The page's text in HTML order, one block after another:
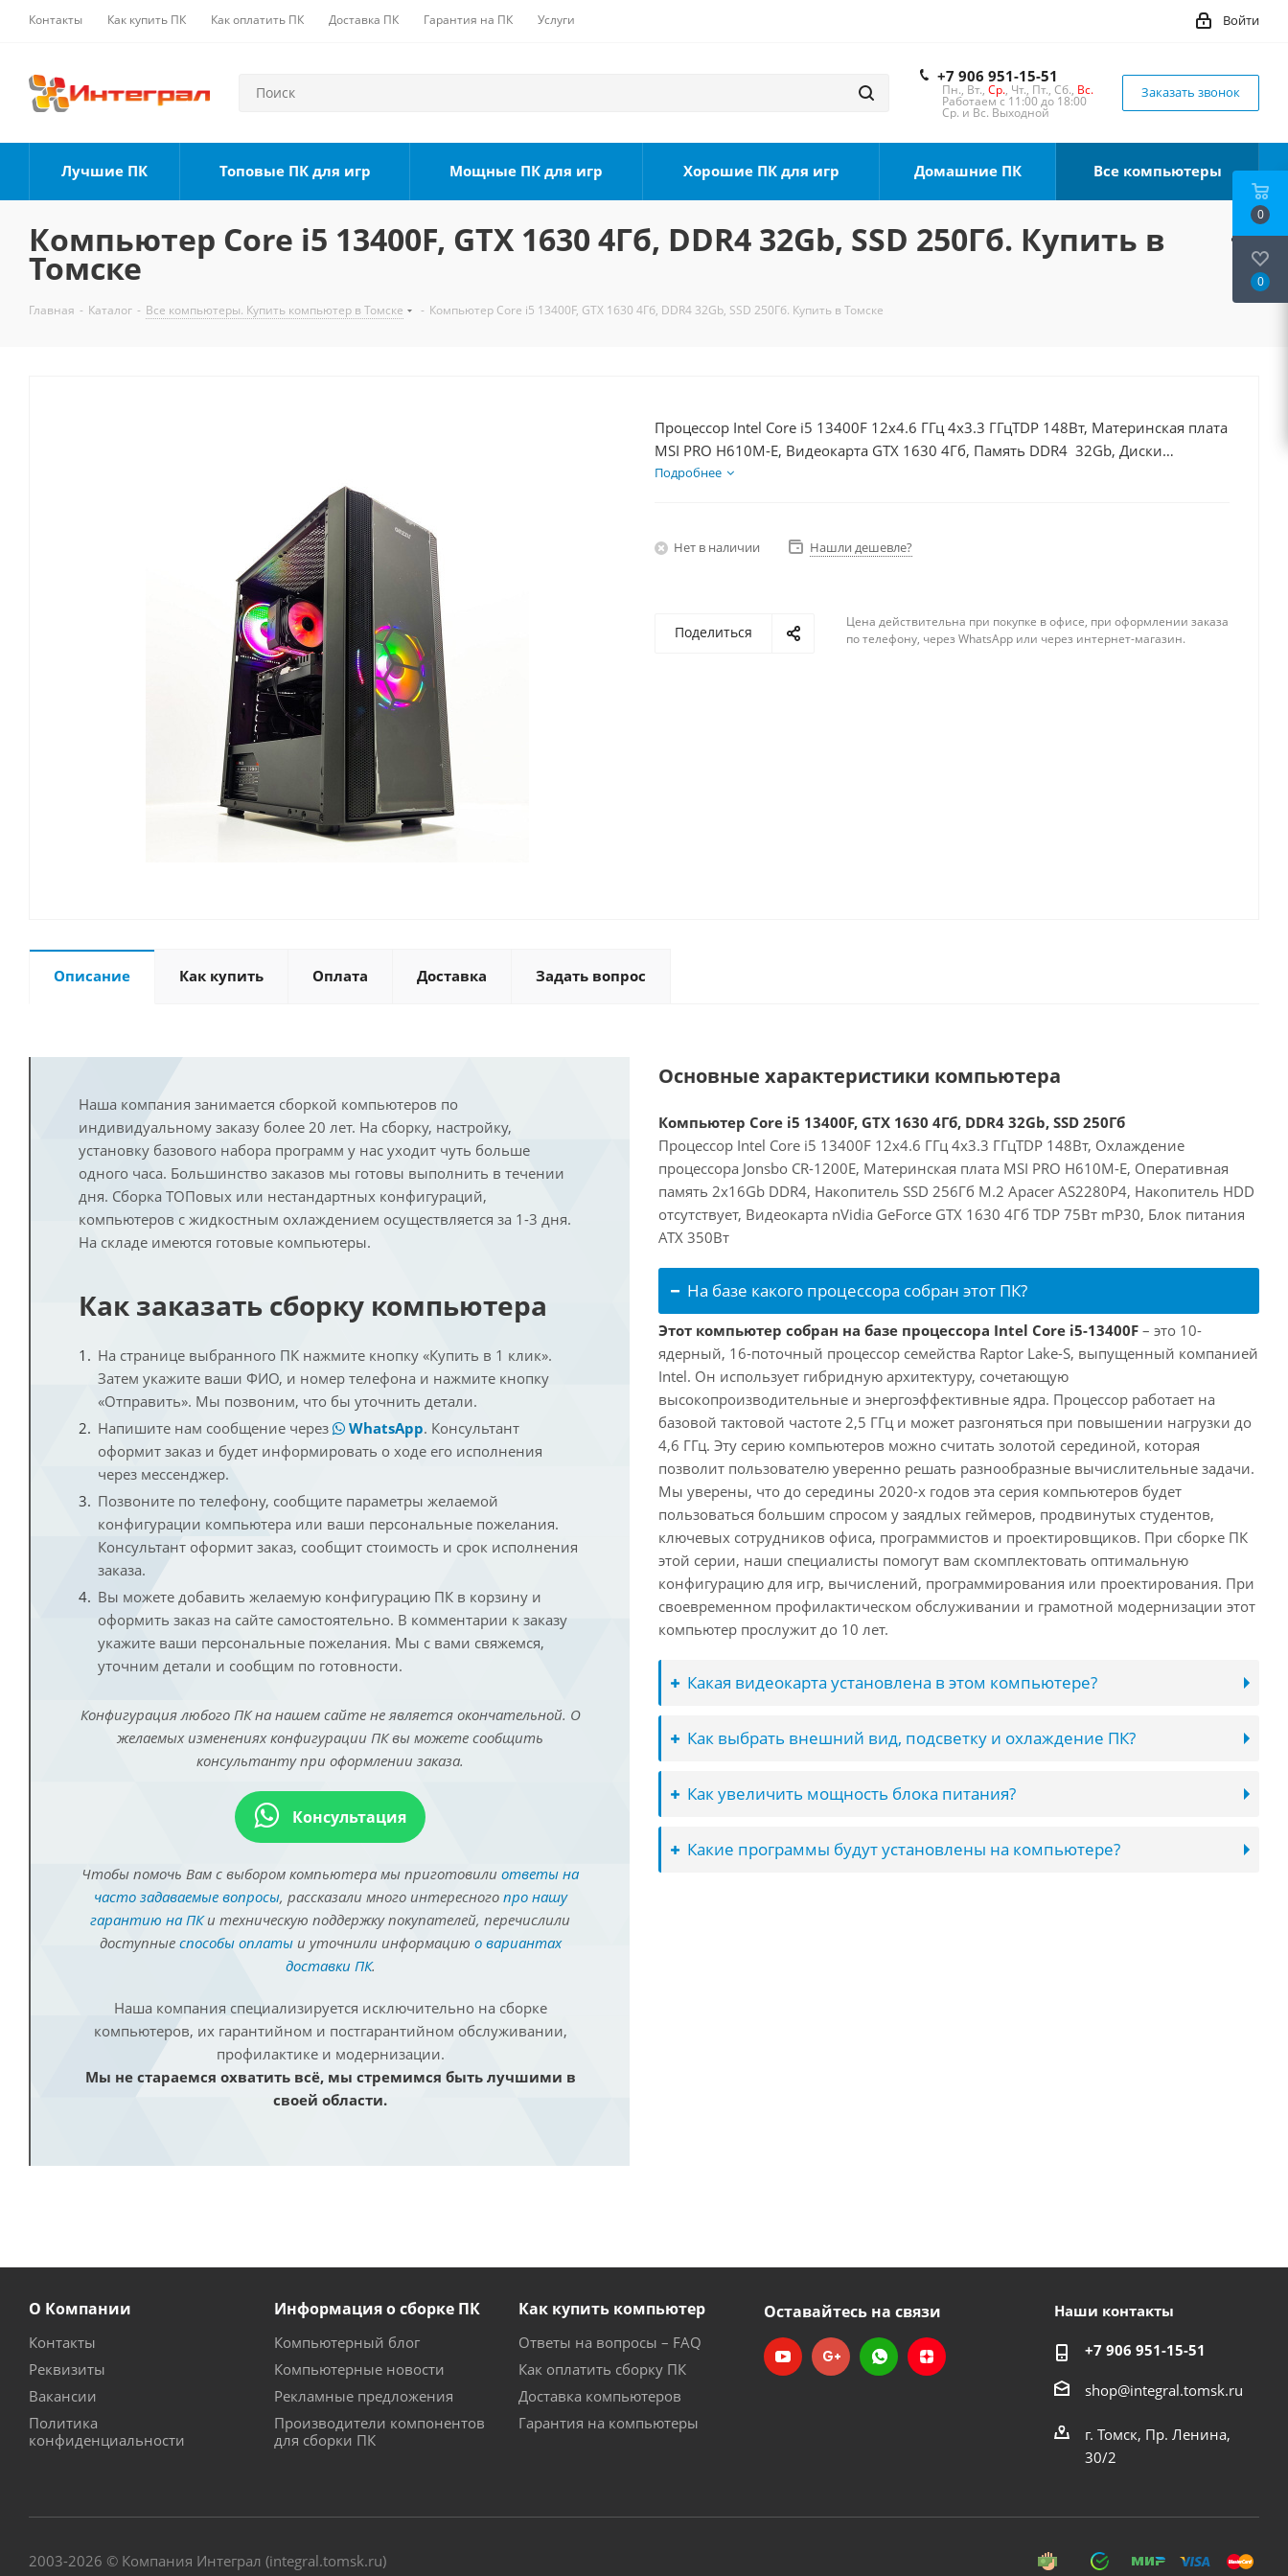
Контакты Как купить ПК Как оплатить ПК Доставка ПК Гарантия на ПК Услуги Войти
+7 906 951-15-51
Пн., Вт., Ср., Чт., Пт., Сб., Вс.
Работаем с 11:00 до 18:00
Ср. и Вс. Выходной
Заказать звонок
Лучшие ПК Топовые ПК для игр Мощные ПК для игр Хорошие ПК для игр Домашние ПК Все компьютеры
Компьютер Core i5 13400F, GTX 1630 4Гб, DDR4 32Gb, SSD 250Гб. Купить в
Томске
Главная - Каталог - Все компьютеры. Купить компьютер в Томске - Компьютер Core i5 13400F, GTX 1630 4Гб, DDR4 32Gb, SSD 250Гб. Купить в Томске
Процессор Intel Core i5 13400F 12x4.6 ГГц 4x3.3 ГГцTDP 148Вт, Материнская плата
MSI PRO H610M-E, Видеокарта GTX 1630 4Гб, Память DDR4 32Gb, Диски
SSD 250Гб, БП 350Вт
Подробнее
Нет в наличии Нашли дешевле?
Поделиться
Цена действительна при покупке в офисе, при оформлении заказа
по телефону, через WhatsApp или через интернет-магазин.
Описание Как купить Оплата Доставка Задать вопрос
Наша компания занимается сборкой компьютеров по
индивидуальному заказу более 20 лет. На сборку, настройку,
установку базового набора программ у нас уходит чуть больше
одного часа. Большинство заказов мы готовы выполнить в течении
дня. Сборка ТОПовых или нестандартных конфигураций,
компьютеров с жидкостным охлаждением осуществляется за 1-3 дня.
На складе имеются готовые компьютеры.
Как заказать сборку компьютера
На странице выбранного ПК нажмите кнопку «Купить в 1 клик».
Затем укажите ваши ФИО, и номер телефона и нажмите кнопку
«Отправить». Мы позвоним, что бы уточнить детали.
Напишите нам сообщение через
WhatsApp. Консультант
оформит заказ и будет информировать о ходе его исполнения
через мессенджер.
Позвоните по телефону, сообщите параметры желаемой
конфигурации компьютера или ваши персональные пожелания.
Консультант оформит заказ, сообщит стоимость и срок исполнения
заказа.
Вы можете добавить желаемую конфигурацию ПК в корзину и
оформить заказ на сайте самостоятельно. В комментарии к заказу
укажите ваши персональные пожелания. Мы с вами свяжемся,
уточним детали и сообщим по готовности.
Конфигурация любого ПК на нашем сайте не является окончательной. О
желаемых изменениях конфигурации ПК вы можете сообщить
консультанту при оформлении заказа.
Консультация
Чтобы помочь Вам с выбором компьютера мы приготовили ответы на
часто задаваемые вопросы, рассказали много интересного про нашу
гарантию на ПКи техническую поддержку покупателей, перечислили
доступные способы оплатыи уточнили информацию о вариантах
доставки ПК.
Наша компания специализируется исключительно на сборке
компьютеров, их гарантийном и постгарантийном обслуживании,
профилактике и модернизации.
Мы не стараемся охватить всё, мы стремимся быть лучшими в
своей области.
Основные характеристики компьютера
Компьютер Core i5 13400F, GTX 1630 4Гб, DDR4 32Gb, SSD 250Гб
Процессор Intel Core i5 13400F 12x4.6 ГГц 4x3.3 ГГцTDP 148Вт, Охлаждение
процессора Jonsbo CR-1200E, Материнская плата MSI PRO H610M-E, Оперативная
память 2x16Gb DDR4, Накопитель SSD 256Гб M.2 Apacer AS2280P4, Накопитель HDD
отсутствует, Видеокарта nVidia GeForce GTX 1630 4Гб TDP 75Вт mP30, Блок питания
ATX 350Вт
На базе какого процессора собран этот ПК?
Этот компьютер собран на базе процессора Intel Core i5-13400F – это 10-
ядерный, 16-поточный процессор семейства Raptor Lake-S, выпущенный компанией
Intel. Он использует гибридную архитектуру, сочетающую
высокопроизводительные и энергоэффективные ядра. Процессор работает на
базовой тактовой частоте 2,5 ГГц и может разгоняться при повышении нагрузки до
4,6 ГГц. Эту серию компьютеров можно считать золотой серединой, которая
позволит пользователю уверенно решать разнообразные вычислительные задачи.
Мы уверены, что до середины 2020-х годов эта серия компьютеров будет
пользоваться большим спросом у заядлых геймеров, продвинутых студентов,
ключевых сотрудников офиса, программистов и проектировщиков. При сборке ПК
этой серии, наши специалисты помогут вам скомплектовать оптимальную
конфигурацию для игр, вычислений, программирования или проектирования. При
своевременном профилактическом обслуживании и грамотной модернизации этот
компьютер прослужит до 10 лет.
Какая видеокарта установлена в этом компьютере?
Как выбрать внешний вид, подсветку и охлаждение ПК?
Как увеличить мощность блока питания?
Какие программы будут установлены на компьютере?
О Компании
Контакты
Реквизиты
Вакансии
Политика
конфиденциальности
Информация о сборке ПК
Компьютерный блог
Компьютерные новости
Рекламные предложения
Производители компонентов
для сборки ПК
Как купить компьютер
Ответы на вопросы – FAQ
Как оплатить сборку ПК
Доставка компьютеров
Гарантия на компьютеры
Оставайтесь на связи Наши контакты
+7 906 951-15-51
shop@integral.tomsk.ru
г. Томск, Пр. Ленина,
30/2
2003-2026 © Компания Интеграл (integral.tomsk.ru)
0
0